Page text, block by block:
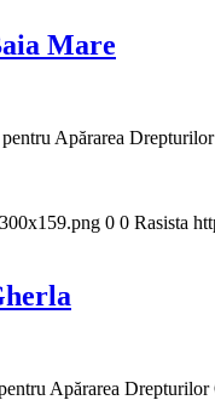
Mare
Apărarea
0 0 Rasista
Apărarea